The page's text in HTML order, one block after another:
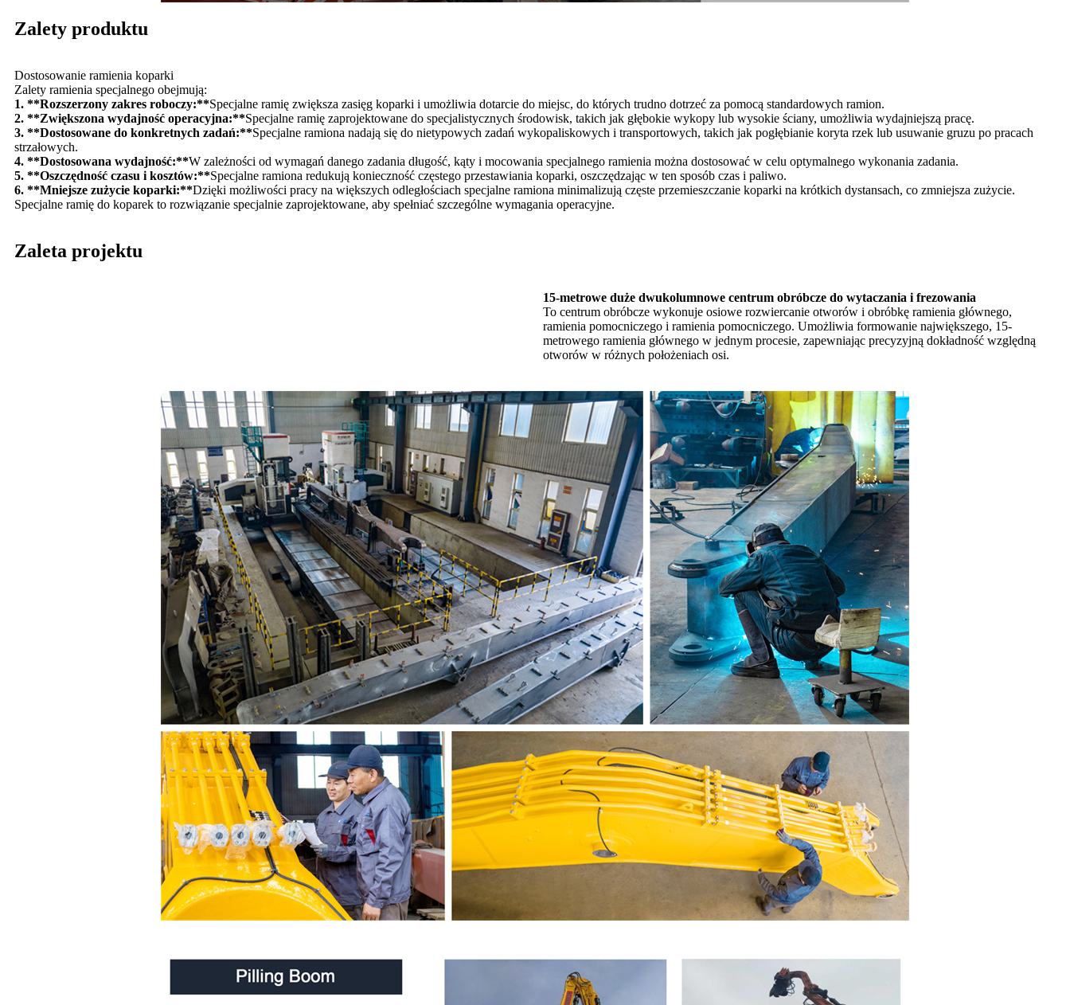
Zalety produktu
Dostosowanie ramienia koparki
Zalety ramienia specjalnego obejmują:
1. **Rozszerzony zakres roboczy:**Specjalne ramię zwiększa zasięg koparki i umożliwia dotarcie do miejsc, do których trudno dotrzeć za pomocą standardowych ramion.
2. **Zwiększona wydajność operacyjna:**Specjalne ramię zaprojektowane do specjalistycznych środowisk, takich jak głębokie wykopy lub wysokie ściany, umożliwia wydajniejszą pracę.
3. **Dostosowane do konkretnych zadań:**Specjalne ramiona nadają się do nietypowych zadań wykopaliskowych i transportowych, takich jak pogłębianie koryta rzek lub usuwanie gruzu po pracach
strzałowych.
4. **Dostosowana wydajność:**W zależności od wymagań danego zadania długość, kąty i mocowania specjalnego ramienia można dostosować w celu optymalnego wykonania zadania.
5. **Oszczędność czasu i kosztów:**Specjalne ramiona redukują konieczność częstego przestawiania koparki, oszczędzając w ten sposób czas i paliwo.
6. **Mniejsze zużycie koparki:**Dzięki możliwości pracy na większych odległościach specjalne ramiona minimalizują częste przemieszczanie koparki na krótkich dystansach, co zmniejsza zużycie.
Specjalne ramię do koparek to rozwiązanie specjalnie zaprojektowane, aby spełniać szczególne wymagania operacyjne.
Zaleta projektu
15-metrowe duże dwukolumnowe centrum obróbcze do wytaczania i frezowania
To centrum obróbcze wykonuje osiowe rozwiercanie otworów i obróbkę ramienia głównego,
ramienia pomocniczego i ramienia pomocniczego. Umożliwia formowanie największego, 15-
metrowego ramienia głównego w jednym procesie, zapewniając precyzyjną dokładność względną
otworów w różnych położeniach osi.